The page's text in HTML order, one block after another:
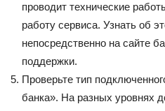
проводит технические
работу сервиса. Узнать об
непосредственно на сайте
поддержки.
Проверьте тип
банка». На разных уровнях